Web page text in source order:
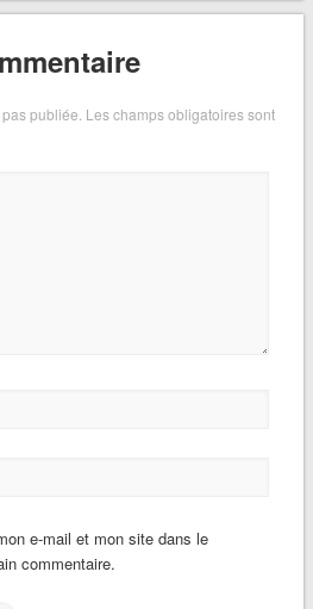
publiée. Les champs obligatoires sont
e-mail et mon site dans le
commentaire.